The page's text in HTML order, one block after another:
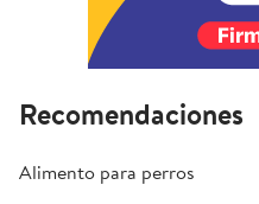
Recomendaciones
Alimento para perros